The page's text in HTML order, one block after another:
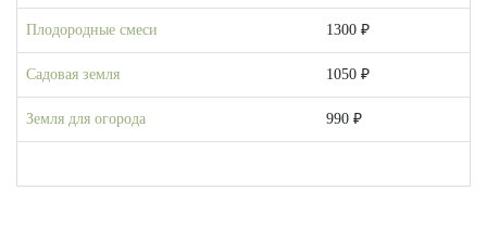
Плодородные смеси 1300 ₽
Садовая земля 1050 ₽
Земля для огорода 990 ₽